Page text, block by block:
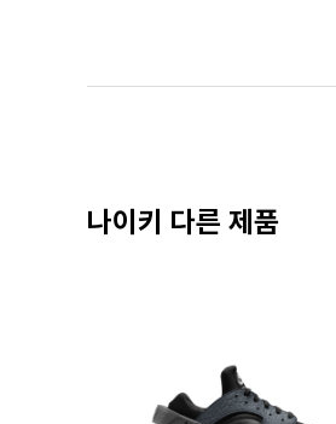
나이키 다른 제품